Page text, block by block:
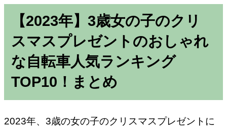
【2023年】3歳女の子のクリ
スマスプレゼントのおしゃれ
な自転車人気ランキング
TOP10！ まとめ
2023年、3歳の女の子のクリスマスプレゼントに